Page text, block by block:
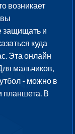
возникает
защищать и
куда
Эта онлайн
мальчиков,
- можно в
планшета. В